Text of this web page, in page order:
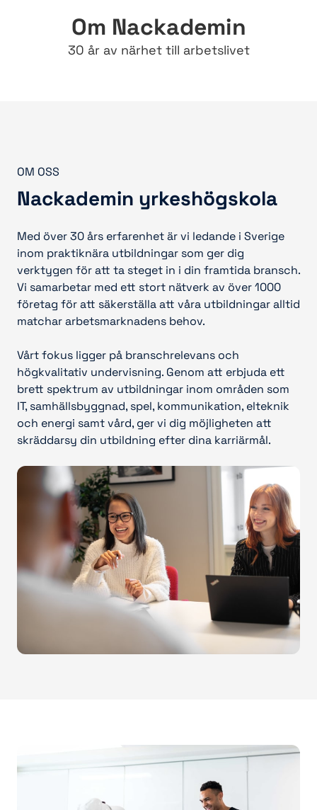
Om Nackademin
30 år av närhet till arbetslivet
OM OSS
Nackademin yrkeshögskola
Med över 30 års erfarenhet är vi ledande i Sverige
inom praktiknära utbildningar som ger dig
verktygen för att ta steget in i din framtida bransch.
Vi samarbetar med ett stort nätverk av över 1000
företag för att säkerställa att våra utbildningar alltid
matchar arbetsmarknadens behov.
Vårt fokus ligger på branschrelevans och
högkvalitativ undervisning. Genom att erbjuda ett
brett spektrum av utbildningar inom områden som
IT, samhällsbyggnad, spel, kommunikation, elteknik
och energi samt vård, ger vi dig möjligheten att
skräddarsy din utbildning efter dina karriärmål.